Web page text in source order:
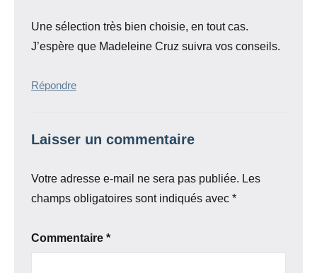
Une sélection très bien choisie, en tout cas.
J’espère que Madeleine Cruz suivra vos conseils.
Répondre
Laisser un commentaire
Votre adresse e-mail ne sera pas publiée. Les
champs obligatoires sont indiqués avec *
Commentaire *